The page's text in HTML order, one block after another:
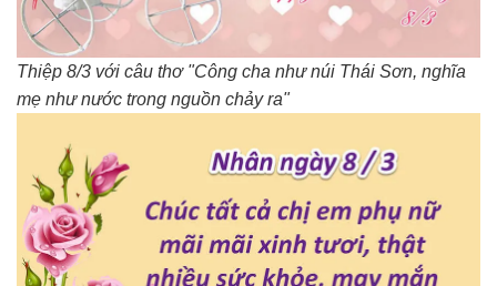
Thiệp 8/3 với câu thơ "Công cha như núi Thái Sơn, nghĩa
mẹ như nước trong nguồn chảy ra"